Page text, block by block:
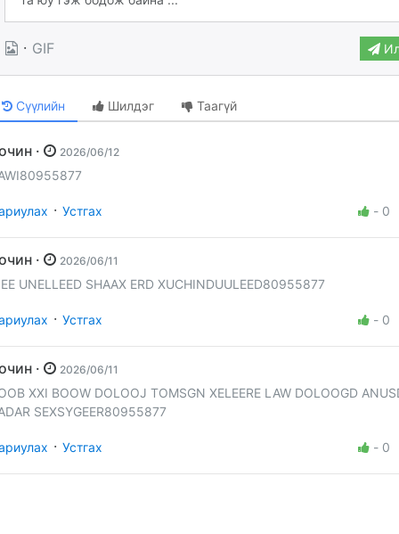
· GIF
Сүүлийн Шилдэг Таагүй
Зочин · 2026/06/12
· Устгах - 0
Зочин · 2026/06/11
UNELLEED SHAAX ERD XUCHINDUULEED80955877
· Устгах - 0
Зочин · 2026/06/11
XXI BOOW DOLOOJ TOMSGN XELEERE LAW DOLOOGD
SEXSYGEER80955877
· Устгах - 0